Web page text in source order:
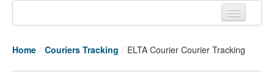
Tracking links
Home / Couriers Tracking / ELTA Courier Courier Tracking